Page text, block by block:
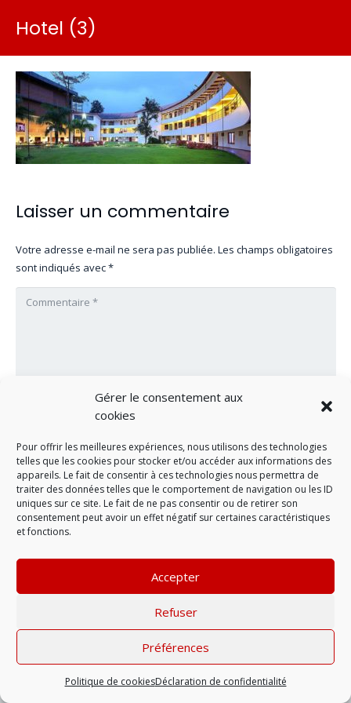
Gérer le consentement aux
cookies
Pour offrir les meilleures expériences, nous utilisons des technologies
telles que les cookies pour stocker et/ou accéder aux informations des
appareils. Le fait de consentir à ces technologies nous permettra de
traiter des données telles que le comportement de navigation ou les ID
uniques sur ce site. Le fait de ne pas consentir ou de retirer son
consentement peut avoir un effet négatif sur certaines caractéristiques
et fonctions.
Accepter
Refuser
Préférences
Politique de cookiesDéclaration de confidentialité
Hotel (3)
Laisser un commentaire
Votre adresse e-mail ne sera pas publiée. Les champs obligatoires
sont indiqués avec*
LAISSER UN COMMENTAIRE
Mentions légales
confidentialité